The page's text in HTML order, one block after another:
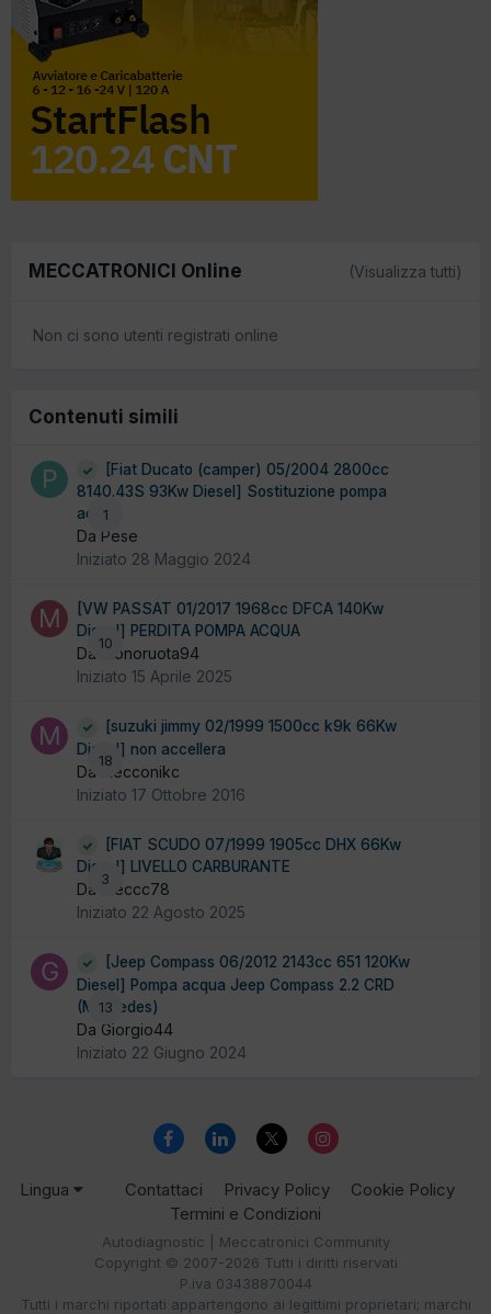
MECCATRONICI Online (Visualizza tutti)
Non ci sono utenti registrati online
Contenuti simili
1
[Fiat Ducato (camper) 05/2004 2800cc
8140.43S 93Kw Diesel] Sostituzione pompa
acqua
Da Pese
Iniziato 28 Maggio 2024
10
[VW PASSAT 01/2017 1968cc DFCA 140Kw
Diesel] PERDITA POMPA ACQUA
Da Monoruota94
Iniziato 15 Aprile 2025
18
[suzuki jimmy 02/1999 1500cc k9k 66Kw
Diesel] non accellera
Da mecconikc
Iniziato 17 Ottobre 2016
3
[FIAT SCUDO 07/1999 1905cc DHX 66Kw
Diesel] LIVELLO CARBURANTE
Da Meccc78
Iniziato 22 Agosto 2025
13
[Jeep Compass 06/2012 2143cc 651 120Kw
Diesel] Pompa acqua Jeep Compass 2.2 CRD
(Mercedes)
Da Giorgio44
Iniziato 22 Giugno 2024
Lingua Contattaci Privacy Policy
Cookie Policy
Termini e Condizioni
Autodiagnostic | Meccatronici Community
Copyright © 2007-2026 Tutti i diritti riservati
P.iva 03438870044
Tutti i marchi riportati appartengono ai legittimi proprietari; marchi